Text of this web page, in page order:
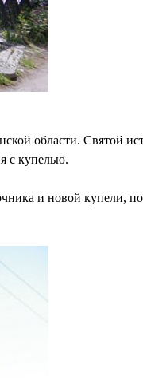
области. Святой
с купелью.
и новой купели,